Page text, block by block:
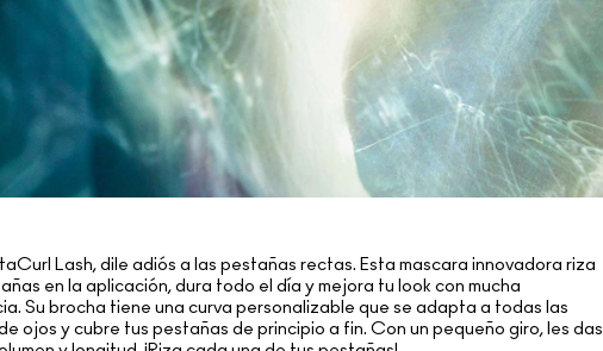
Lash, dile adiós a las pestañas rectas. Esta mascara innovadora riza
en la aplicación, dura todo el día y mejora tu look con mucha
Su brocha tiene una curva personalizable que se adapta a todas las
ojos y cubre tus pestañas de principio a fin. Con un pequeño giro, les das